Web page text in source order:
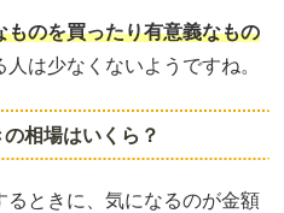
のを買ったり有意義なもの
人は少なくないようですね。
相場はいくら？
ときに、気になるのが金額